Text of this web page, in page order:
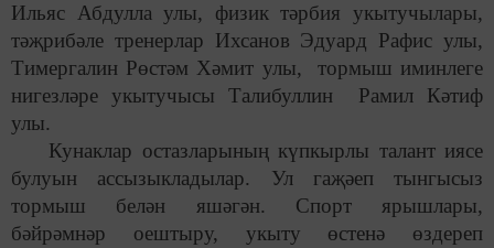
Ильяс Абдулла улы, физик тәрбия укытучылары,
тәҗрибәле тренерлар Ихсанов Эдуард Рафис улы,
Тимергалин Рөстәм Хәмит улы, тормыш иминлеге
нигезләре укытучысы Талибуллин Рамил Кәтиф
улы.
Кунаклар остазларының күпкырлы талант иясе
булуын ассызыкладылар. Ул гаҗәеп тынгысыз
тормыш белән яшәгән. Спорт ярышлары,
бәйрәмнәр оештыру, укыту өстенә өздереп